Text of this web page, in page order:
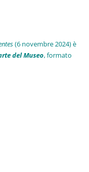
(6 novembre 2024) è
del Museo, formato